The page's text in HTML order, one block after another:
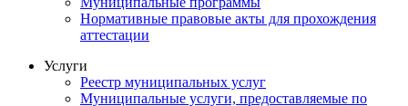
Нормативные правовые акты для прохождения
аттестации
Услуги
Реестр муниципальных услуг
Муниципальные услуги, предоставляемые по